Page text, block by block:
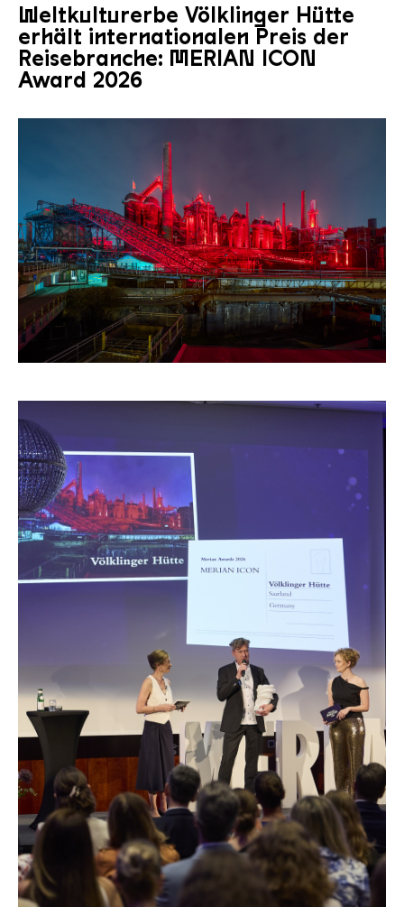
Weltkulturerbe Völklinger Hütte
erhält internationalen Preis der
Reisebranche: MERIAN ICON
Award 2026